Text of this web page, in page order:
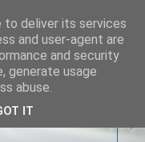
▼
to deliver its services
and user-agent are
and security
generate usage
abuse.
IT